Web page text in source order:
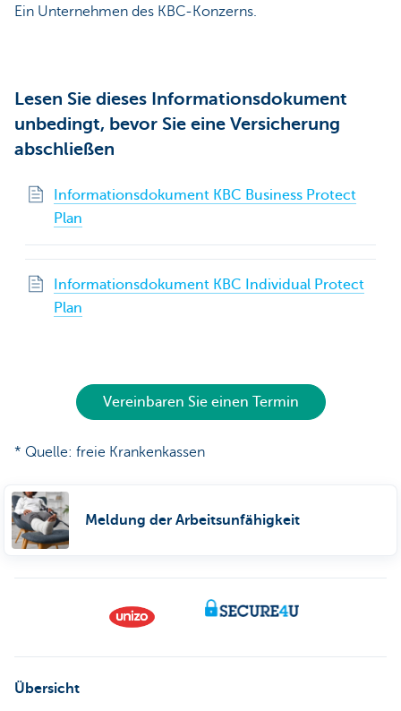
Ein Unternehmen des KBC-Konzerns.
Lesen Sie dieses Informationsdokument
unbedingt, bevor Sie eine Versicherung
abschließen
Informationsdokument KBC Business Protect
Plan
Informationsdokument KBC Individual Protect
Plan
Vereinbaren Sie einen Termin
* Quelle: freie Krankenkassen
Meldung der Arbeitsunfähigkeit
Übersicht